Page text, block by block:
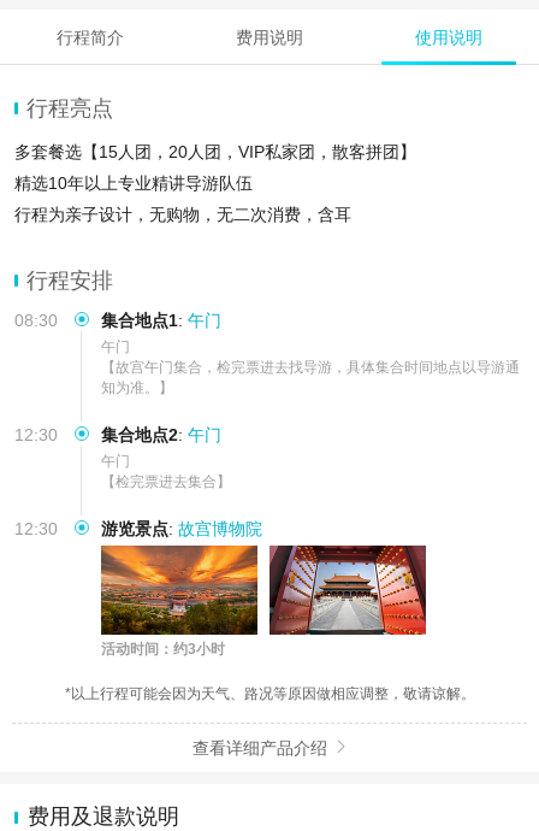
行程简介 费用说明 使用说明
行程亮点
多套餐选【15人团，20人团，VIP私家团，散客拼团】
精选10年以上专业精讲导游队伍
行程为亲子设计，无购物，无二次消费，含耳
行程安排
08:30 集合地点1: 午门
午门
【故宫午门集合，检完票进去找导游，具体集合时间地点以导游通
知为准。】
12:30 集合地点2: 午门
午门
【检完票进去集合】
12:30 游览景点: 故宫博物院
活动时间：约3小时
*以上行程可能会因为天气、路况等原因做相应调整，敬请谅解。
查看详细产品介绍 
费用及退款说明